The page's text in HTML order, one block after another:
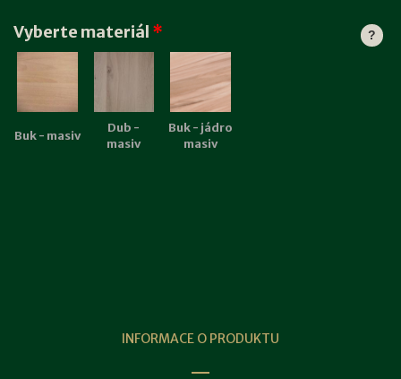
?
Vyberte materiál *
Buk - masiv
Dub -
masiv
Buk - jádro
masiv
INFORMACE O PRODUKTU